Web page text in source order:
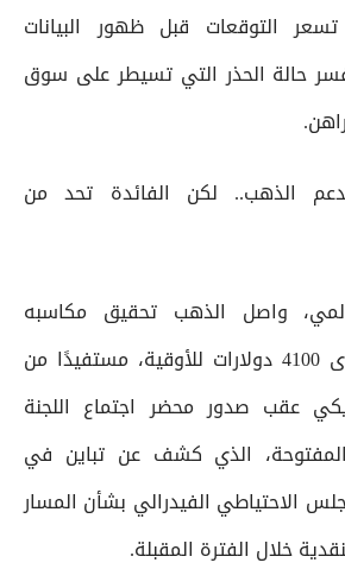
التوقعات قبل ظهور البيانات
حالة الحذر التي تسيطر على سوق
الذهب.. لكن الفائدة تحد من
واصل الذهب تحقيق مكاسبه
ليتداول فوق مستوى 4100 دولارات للأوقية، مستفيدًا من
عقب صدور محضر اجتماع اللجنة
المفتوحة، الذي كشف عن تباين في
الاحتياطي الفيدرالي بشأن المسار
خلال الفترة المقبلة.